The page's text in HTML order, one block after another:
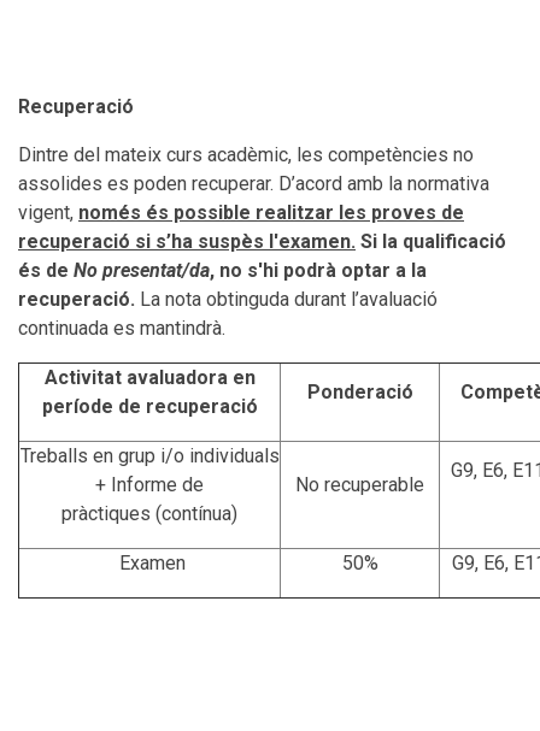
Recuperació
Dintre del mateix curs acadèmic, les competències no
assolides es poden recuperar. D’acord amb la normativa
vigent, només és possible realitzar les proves de
recuperació si s’ha suspès l'examen. Si la qualificació
és de No presentat/da, no s'hi podrà optar a la
recuperació. La nota obtinguda durant l’avaluació
continuada es mantindrà.
Activitat avaluadora en
període de recuperació
Ponderació
Treballs en grup i/o individuals
+ Informe de
pràctiques (contínua)
No recuperable
G9, E6,
Examen 50% G9, E6,